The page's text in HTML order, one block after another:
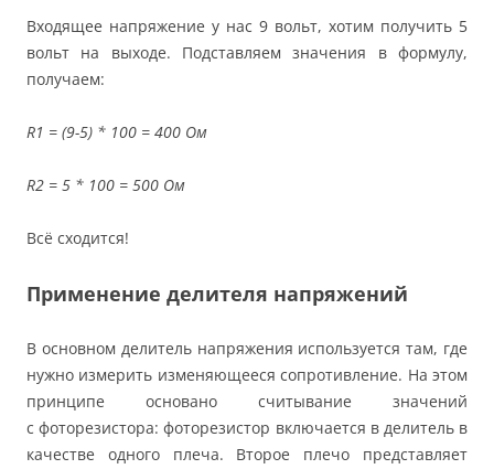
Входящее напряжение у нас 9 вольт, хотим получить 5
вольт на выходе. Подставляем значения в формулу,
получаем:
R1 = (9-5) * 100 = 400 Ом
R2 = 5 * 100 = 500 Ом
Всё сходится!
Применение делителя напряжений
В основном делитель напряжения используется там, где
нужно измерить изменяющееся сопротивление. На этом
принципе основано считывание значений
с фоторезистора: фоторезистор включается в делитель в
качестве одного плеча. Второе плечо представляет